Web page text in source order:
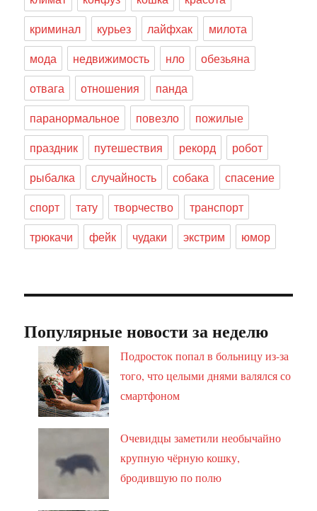
криминал
курьез лайфхак
милота
мода
недвижимость нло
обезьяна
отвага
отношения
панда
паранормальное
повезло
пожилые
праздник
путешествия рекорд
робот
рыбалка
случайность собака
спасение
спорт
тату творчество
транспорт
трюкачи
фейк чудаки экстрим юмор
Популярные новости за неделю
Подросток попал в больницу из-за
того, что целыми днями валялся со
смартфоном
Очевидцы заметили необычайно
крупную чёрную кошку,
бродившую по полю